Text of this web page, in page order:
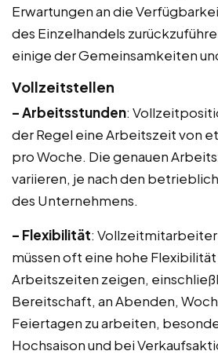
Erwartungen an die
des Einzelhandels
einige der Gemeinsamkeiten
Vollzeitstellen
– Arbeitsstunden:
der Regel eine Arbeitszeit von
pro Woche. Die genauen
variieren, je nach den
des Unternehmens.
– Flexibilität:
müssen oft eine hohe
Arbeitszeiten zeigen,
Bereitschaft, an Abenden,
Feiertagen zu arbeiten,
Hochsaison und bei